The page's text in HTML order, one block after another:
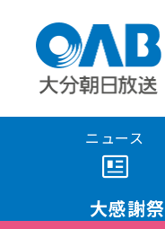
ニュース
大感謝祭